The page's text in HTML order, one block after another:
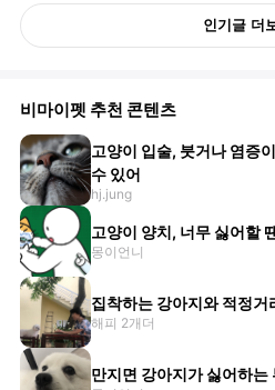
인기글 더
비마이펫 추천 콘텐츠
고양이 입술, 붓거나 염증
수 있어
hj.jung
고양이 양치, 너무 싫어할
몽이언니
집착하는 강아지와 적정거
해피 2개더
만지면 강아지가 싫어하는